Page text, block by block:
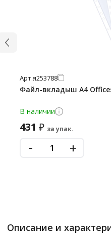
Арт.я253788
Файл-вкладыш А4
В наличии
431 ₽ за упак.
- +
Описание и